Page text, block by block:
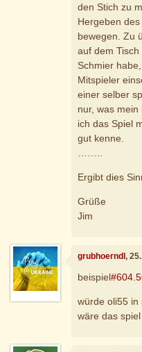
den Stich zu
Hergeben
bewegen. Zu
auf dem
Schmier
Mitspieler
einer selber
nur, was
ich das Spiel
gut kenne.
Ergibt dies
Grüße
Jim
grubhoerndl,
beispiel
würde oli55 in
wäre das spiel